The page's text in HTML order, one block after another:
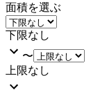
面積を選ぶ
下限なし
〜
上限なし